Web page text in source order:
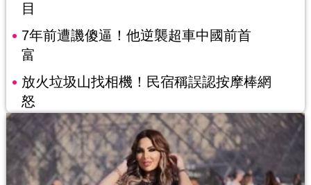
目
7年前遭譏傻逼！他逆襲超車中國前首
富
放火垃圾山找相機！民宿稱誤認按摩棒網
怒